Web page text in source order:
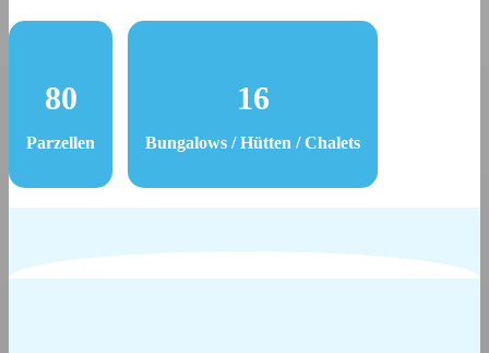
80
Parzellen
16
Bungalows / Hütten / Chalets